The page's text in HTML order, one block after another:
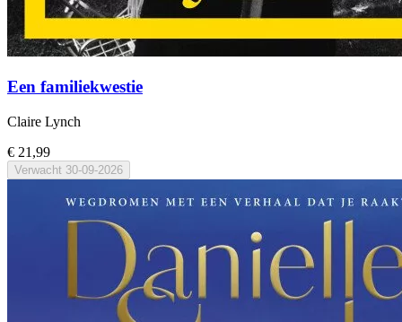
Een familiekwestie
Claire Lynch
€ 21,99
Verwacht 30-09-2026